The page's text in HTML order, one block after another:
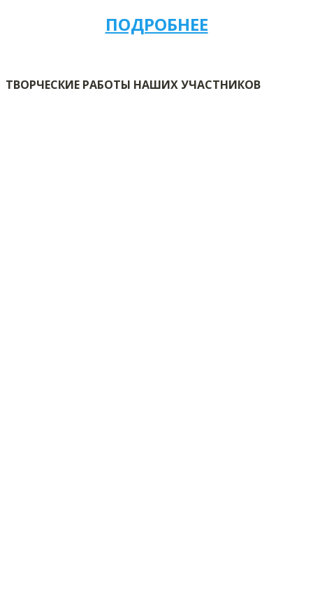
ПОДРОБНЕЕ
ТВОРЧЕСКИЕ РАБОТЫ НАШИХ УЧАСТНИКОВ